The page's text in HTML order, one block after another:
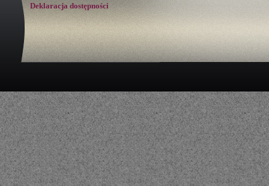
Deklaracja dostępności